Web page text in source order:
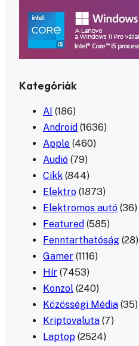
Kategóriák
AI (186)
Android (1636)
Apple (460)
Audió (79)
Cikk (844)
Elektro (1873)
Elektromos autó (36)
Featured (585)
Fenntarthatóság (28)
Gamer (1116)
Hír (7453)
Konzol (240)
Közösségi Média (35)
Kriptovaluta (7)
Laptop (2524)